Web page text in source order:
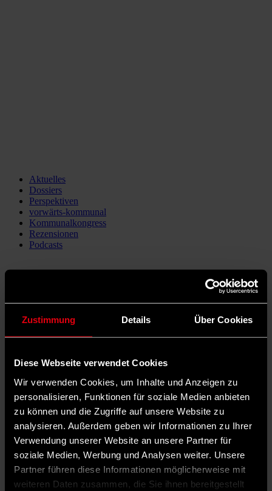
Zustimmung Details Über Cookies
Diese Webseite verwendet Cookies
Wir verwenden Cookies, um Inhalte und Anzeigen zu
personalisieren, Funktionen für soziale Medien anbieten
zu können und die Zugriffe auf unsere Website zu
analysieren. Außerdem geben wir Informationen zu Ihrer
Verwendung unserer Website an unsere Partner für
soziale Medien, Werbung und Analysen weiter. Unsere
Partner führen diese Informationen möglicherweise mit
weiteren Daten zusammen, die Sie ihnen bereitgestellt
Aktuelles
Dossiers
Perspektiven
vorwärts-kommunal
Kommunalkongress
Rezensionen
Podcasts